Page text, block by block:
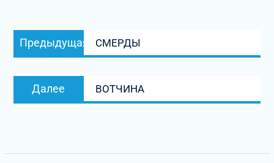
Навигация
по
Предыдущая
запись:
СМЕРДЫ
Далее
запись:
ВОТЧИНА